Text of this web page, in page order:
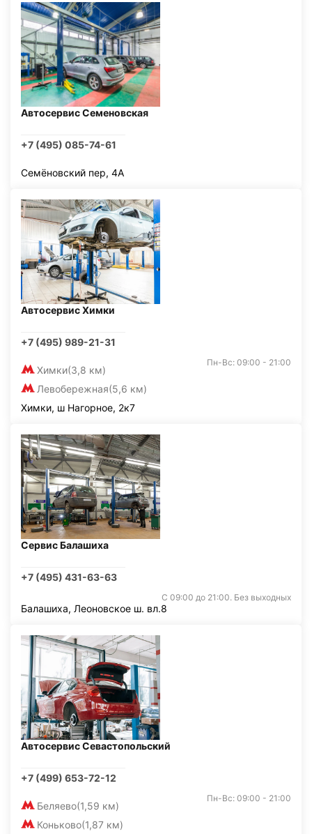
Автосервис Семеновская
+7 (495) 085-74-61
Семёновский пер, 4А
Автосервис Химки
+7 (495) 989-21-31
Химки(3,8 км)
Левобережная(5,6 км)
Пн-Вс: 09:00 - 21:00
Химки, ш Нагорное, 2к7
Сервис Балашиха
+7 (495) 431-63-63
С 09:00 до 21:00. Без выходных
Балашиха, Леоновское ш. вл.8
Автосервис Севастопольский
+7 (499) 653-72-12
Беляево(1,59 км)
Коньково(1,87 км)
Пн-Вс: 09:00 - 21:00